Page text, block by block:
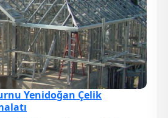
Yenidoğan Çelik